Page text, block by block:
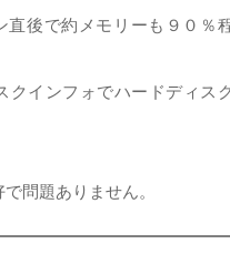
直後で約メモリーも９０％
クインフォでハードディス
問題ありません。